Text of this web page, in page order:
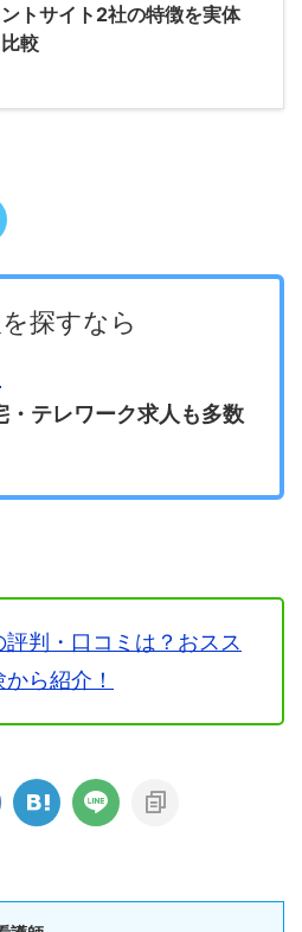
トサイト2社の特徴を実体
較
探すなら
・テレワーク求人も多数
判・口コミは？おスス
ら紹介！